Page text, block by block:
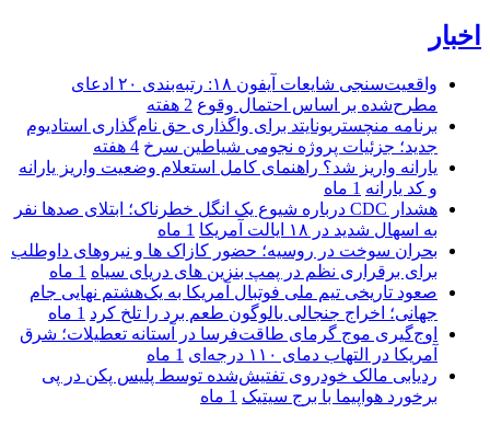
اخبار
واقعیت‌سنجی شایعات آیفون ۱۸: رتبه‌بندی ۲۰ ادعای
مطرح‌شده بر اساس احتمال وقوع 2 هفته
برنامه منچستریونایتد برای واگذاری حق نام‌گذاری استادیوم
جدید؛ جزئیات پروژه نجومی شیاطین سرخ 4 هفته
یارانه واریز شد؟ راهنمای کامل استعلام وضعیت واریز یارانه
و کد یارانه 1 ماه
هشدار CDC درباره شیوع یک انگل خطرناک؛ ابتلای صدها نفر
به اسهال شدید در ۱۸ ایالت آمریکا
1 ماه
بحران سوخت در روسیه؛ حضور کازاک‌ ها و نیروهای داوطلب
برای برقراری نظم در پمپ بنزین‌ های دریای سیاه 1 ماه
صعود تاریخی تیم ملی فوتبال آمریکا به یک‌هشتم نهایی جام
جهانی؛ اخراج جنجالی بالوگون طعم برد را تلخ کرد 1 ماه
اوج‌گیری موج گرمای طاقت‌فرسا در آستانه تعطیلات؛ شرق
آمریکا در التهاب دمای ۱۱۰ درجه‌ای
1 ماه
ردیابی مالک خودروی تفتیش‌شده توسط پلیس پکن در پی
برخورد هواپیما با برج سیتیک 1 ماه